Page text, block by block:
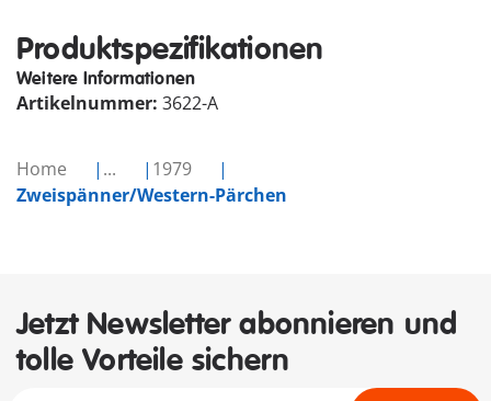
Home ...
1979
Zweispänner/Western-Pärchen
Produktspezifikationen
Weitere Informationen
Artikelnummer: 3622-A
Jetzt Newsletter abonnieren und
tolle Vorteile sichern